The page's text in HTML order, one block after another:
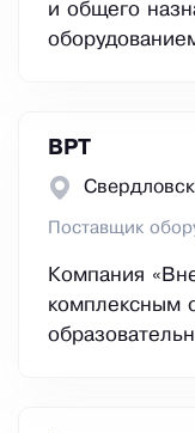
и общего
ВРТ
Поставщик
Компания
комплексным